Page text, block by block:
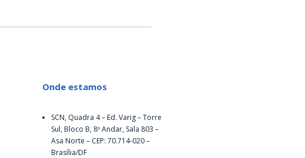
Onde estamos
SCN, Quadra 4 – Ed. Varig – Torre
Sul, Bloco B, 8º Andar, Sala 803 –
Asa Norte – CEP: 70.714-020 –
Brasília/DF